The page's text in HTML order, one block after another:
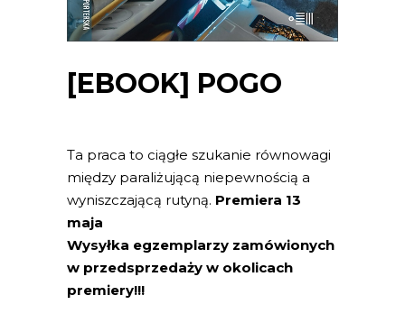
[EBOOK] POGO
Ta praca to ciągłe szukanie równowagi
między paraliżującą niepewnością a
wyniszczającą rutyną. Premiera 13
maja
Wysyłka egzemplarzy zamówionych
w przedsprzedaży w okolicach
premiery!!!